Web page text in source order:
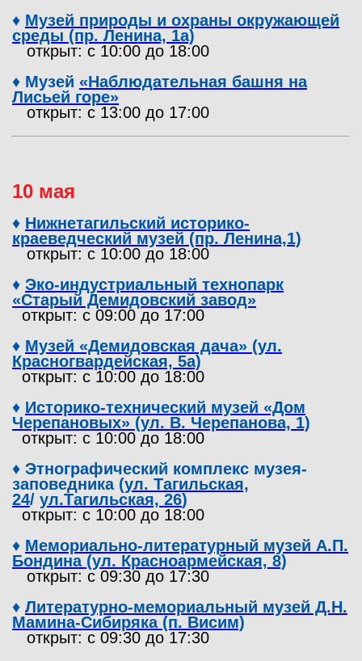
♦ Музей природы и охраны окружающей
среды (пр. Ленина, 1а)
открыт: с 10:00 до 18:00
♦ Музей «Наблюдательная башня на
Лисьей горе»
открыт: с 13:00 до 17:00
10 мая
♦ Нижнетагильский историко-
краеведческий музей (пр. Ленина,1)
открыт: с 10:00 до 18:00
♦ Эко-индустриальный технопарк
«Старый Демидовский завод»
открыт: с 09:00 до 17:00
♦ Музей «Демидовская дача» (ул.
Красногвардейская, 5а)
открыт: с 10:00 до 18:00
♦ Историко-технический музей «Дом
Черепановых» (ул. В. Черепанова, 1)
открыт: с 10:00 до 18:00
♦ Этнографический комплекс музея-
заповедника (ул. Тагильская,
24/ ул.Тагильская, 26)
открыт: с 10:00 до 18:00
♦ Мемориально-литературный музей А.П.
Бондина (ул. Красноармейская, 8)
открыт: с 09:30 до 17:30
♦ Литературно-мемориальный музей Д.Н.
Мамина-Сибиряка (п. Висим)
открыт: с 09:30 до 17:30